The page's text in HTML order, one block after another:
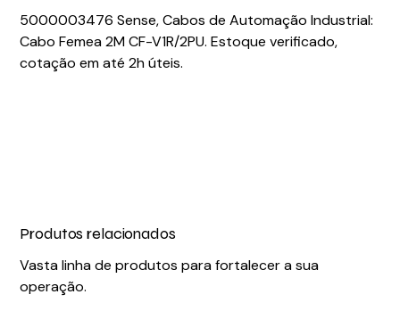
5000003476 Sense, Cabos de Automação Industrial:
Cabo Femea 2M CF-V1R/2PU. Estoque verificado,
cotação em até 2h úteis.
Produtos relacionados
Vasta linha de produtos para fortalecer a sua
operação.